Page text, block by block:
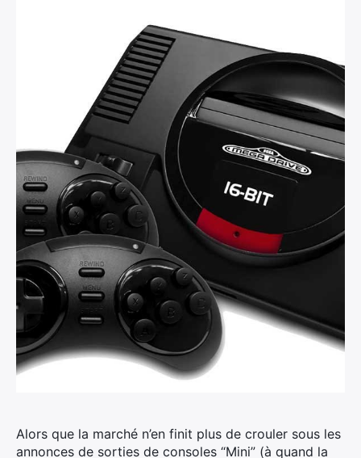
Alors que la marché n’en finit plus de crouler sous les
annonces de sorties de consoles “Mini” (à quand la